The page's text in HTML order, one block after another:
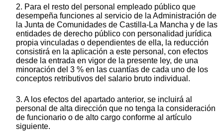
2. Para el resto del personal empleado público que
desempeña funciones al servicio de la Administración de
la Junta de Comunidades de Castilla-La Mancha y de las
entidades de derecho público con personalidad jurídica
propia vinculadas o dependientes de ella, la reducción
consistirá en la aplicación a este personal, con efectos
desde la entrada en vigor de la presente ley, de una
minoración del 3 % en las cuantías de cada uno de los
conceptos retributivos del salario bruto individual.
3. A los efectos del apartado anterior, se incluirá al
personal de alta dirección que no tenga la consideración
de funcionario o de alto cargo conforme al artículo
siguiente.